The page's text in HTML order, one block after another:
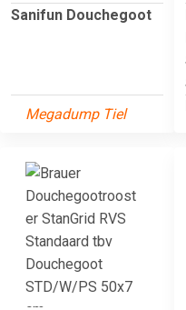
Sanifun Douchegoot
Megadump Tiel